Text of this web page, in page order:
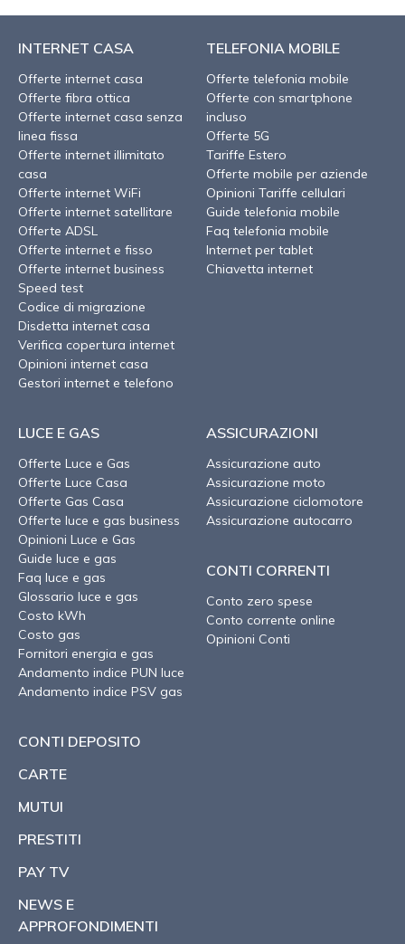
INTERNET CASA
Offerte internet casa
Offerte fibra ottica
Offerte internet casa senza
linea fissa
Offerte internet illimitato
casa
Offerte internet WiFi
Offerte internet satellitare
Offerte ADSL
Offerte internet e fisso
Offerte internet business
Speed test
Codice di migrazione
Disdetta internet casa
Verifica copertura internet
Opinioni internet casa
Gestori internet e telefono
TELEFONIA MOBILE
Offerte telefonia mobile
Offerte con smartphone
incluso
Offerte 5G
Tariffe Estero
Offerte mobile per aziende
Opinioni Tariffe cellulari
Guide telefonia mobile
Faq telefonia mobile
Internet per tablet
Chiavetta internet
LUCE E GAS
Offerte Luce e Gas
Offerte Luce Casa
Offerte Gas Casa
Offerte luce e gas business
Opinioni Luce e Gas
Guide luce e gas
Faq luce e gas
Glossario luce e gas
Costo kWh
Costo gas
Fornitori energia e gas
Andamento indice PUN luce
Andamento indice PSV gas
ASSICURAZIONI
Assicurazione auto
Assicurazione moto
Assicurazione ciclomotore
Assicurazione autocarro
CONTI CORRENTI
Conto zero spese
Conto corrente online
Opinioni Conti
CONTI DEPOSITO
CARTE
MUTUI
PRESTITI
PAY TV
NEWS E
APPROFONDIMENTI